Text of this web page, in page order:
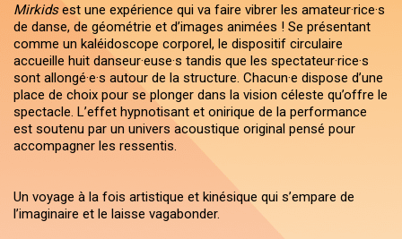
Mirkidsest une expérience qui va faire vibrer les amateur·rice·s
de danse, de géométrie et d’images animées ! Se présentant
comme un kaléidoscope corporel, le dispositif circulaire
accueille huit danseur·euse·s tandis que les spectateur·rice·s
sont allongé·e·s autour de la structure. Chacun·e dispose d’une
place de choix pour se plonger dans la vision céleste qu’offre le
spectacle. L’effet hypnotisant et onirique de la performance
est soutenu par un univers acoustique original pensé pour
accompagner les ressentis.
Un voyage à la fois artistique et kinésique qui s’empare de
l’imaginaire et le laisse vagabonder.